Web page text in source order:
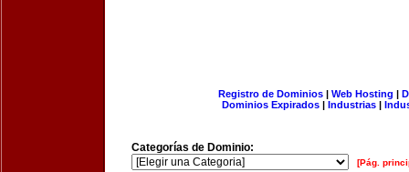
Registro de Dominios| Web Hosting |
Dominios Expirados | Industrias |
Categorías de Dominio:
[Pág.